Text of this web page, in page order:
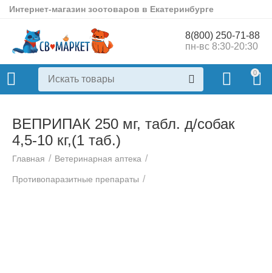
Интернет-магазин зоотоваров в Екатеринбурге
8(800) 250-71-88
пн-вс 8:30-20:30
0
ВЕПРИПАК 250 мг, табл. д/собак
4,5-10 кг,(1 таб.)
Главная / Ветеринарная аптека /
Противопаразитные препараты /